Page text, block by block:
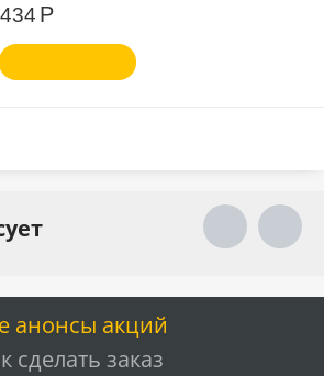
434 Р
анонсы акций
сделать заказ